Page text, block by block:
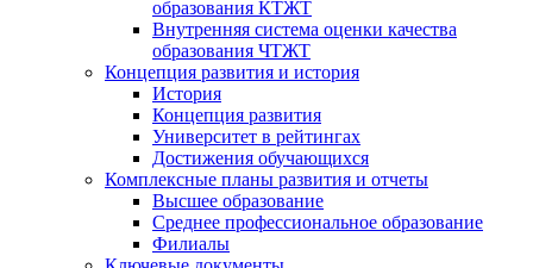
образования КТЖТ
Внутренняя система оценки качества
образования ЧТЖТ
Концепция развития и история
История
Концепция развития
Университет в рейтингах
Достижения обучающихся
Комплексные планы развития и отчеты
Высшее образование
Среднее профессиональное образование
Филиалы